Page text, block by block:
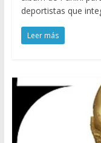
deportistas que
Leer más